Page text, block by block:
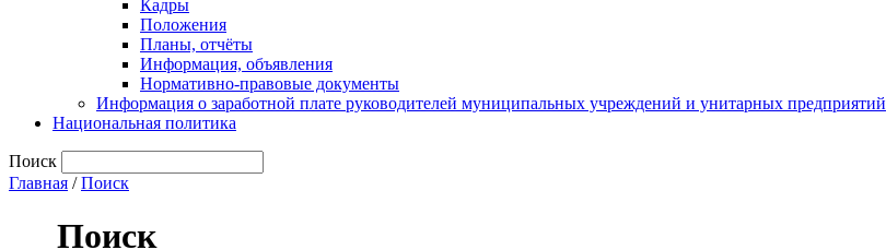
Кадры
Положения
Планы, отчёты
Информация, объявления
Нормативно-правовые документы
Информация о заработной плате руководителей муниципальных учреждений и унитарных предприятий
Национальная политика
Поиск
Главная /Поиск
Поиск